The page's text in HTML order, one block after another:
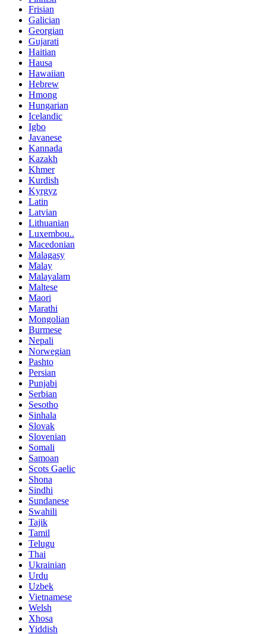
Frisian
Galician
Georgian
Gujarati
Haitian
Hausa
Hawaiian
Hebrew
Hmong
Hungarian
Icelandic
Igbo
Javanese
Kannada
Kazakh
Khmer
Kurdish
Kyrgyz
Latin
Latvian
Lithuanian
Luxembou..
Macedonian
Malagasy
Malay
Malayalam
Maltese
Maori
Marathi
Mongolian
Burmese
Nepali
Norwegian
Pashto
Persian
Punjabi
Serbian
Sesotho
Sinhala
Slovak
Slovenian
Somali
Samoan
Scots Gaelic
Shona
Sindhi
Sundanese
Swahili
Tajik
Tamil
Telugu
Thai
Ukrainian
Urdu
Uzbek
Vietnamese
Welsh
Xhosa
Yiddish